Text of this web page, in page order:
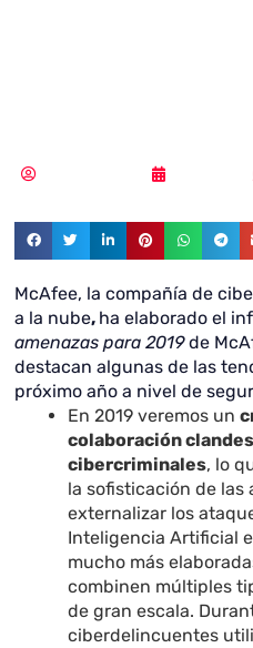
McAfee, la compañía de
a la nube, ha elaborado el
amenazas para 2019de
destacan algunas de las
próximo año a nivel de
En 2019 veremos un
colaboración
cibercriminales, lo
la sofisticación de las
externalizar los
Inteligencia Artificial
mucho más
combinen múltiples
de gran escala.
ciberdelincuentes